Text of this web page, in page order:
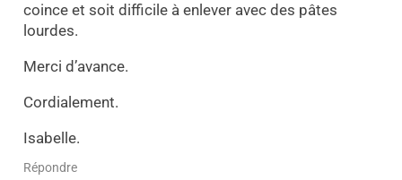
coince et soit difficile à enlever avec des pâtes
lourdes.
Merci d’avance.
Cordialement.
Isabelle.
Répondre